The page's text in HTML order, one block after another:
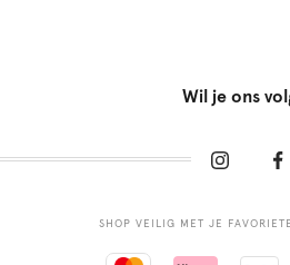
Wil je ons
SHOP VEILIG MET JE